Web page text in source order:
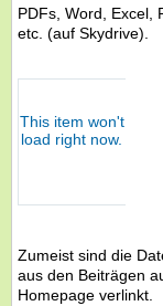
PDFs, Word, Excel,
etc. (auf Skydrive).
Zumeist sind die
aus den Beiträgen
Homepage verlinkt.